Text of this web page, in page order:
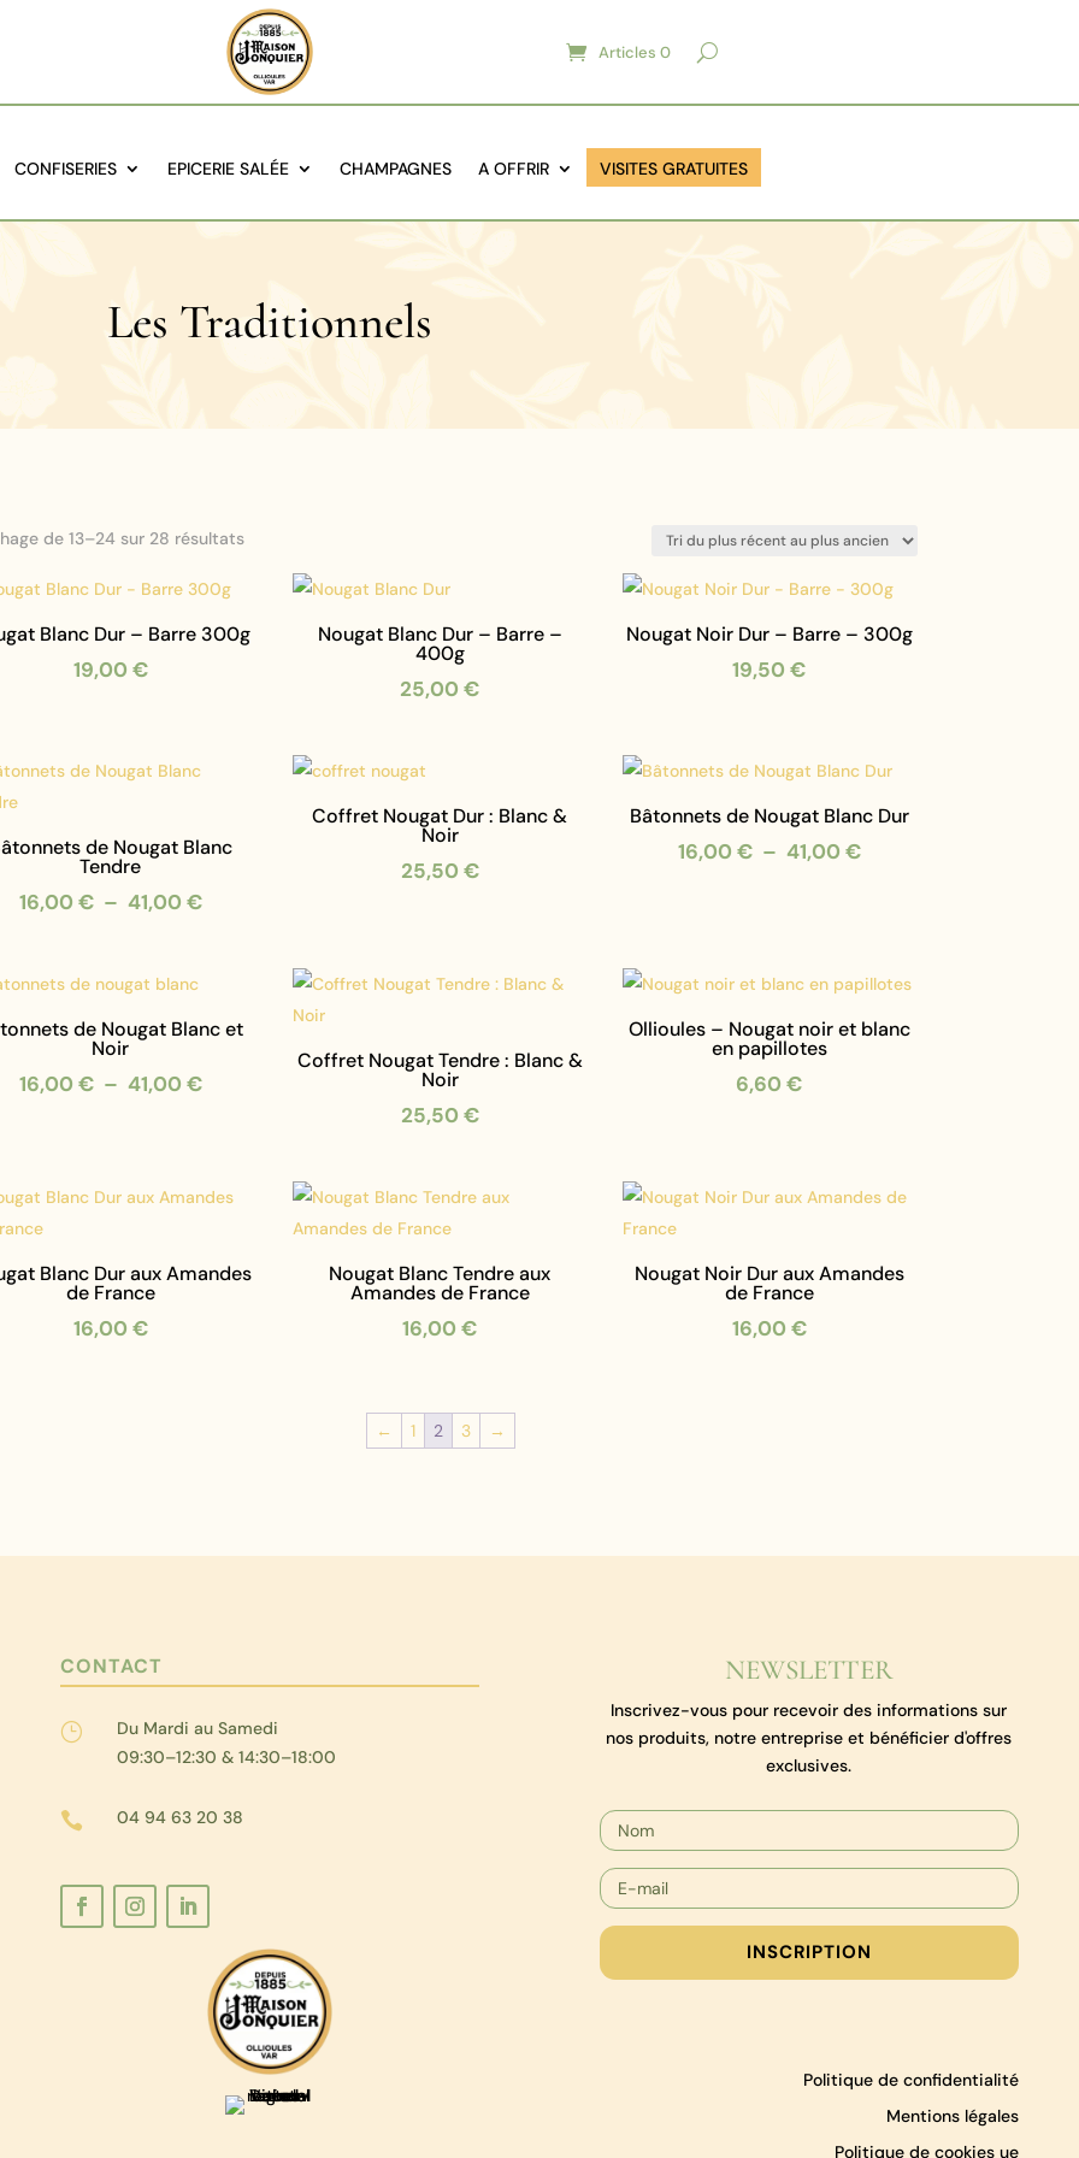
Articles 0
CONFISERIES EPICERIE SALÉE CHAMPAGNES A OFFRIR VISITES GRATUITES
Les Traditionnels
de 13–24 sur 28 résultatsTrié
au
Blanc Dur – Barre 300g
19,00 €
Nougat Blanc Dur – Barre –
400g
25,00€
Nougat Noir Dur – Barre – 300g
19,50€
de Nougat Blanc
Tendre
16,00 € – 41,00 €Plage
à
Coffret Nougat Dur : Blanc &
Noir
25,50 €
Bâtonnets de Nougat Blanc Dur
16,00 € – 41,00 €Plage
à
de Nougat Blanc et
Noir
16,00 € – 41,00 €Plage
à
Coffret Nougat Tendre : Blanc &
Noir
25,50 €
Ollioules – Nougat noir et blanc
en papillotes
6,60€
Blanc Dur aux Amandes
de France
16,00 €
Nougat Blanc Tendre aux
Amandes de France
16,00€
Nougat Noir Dur aux Amandes
de France
16,00 €
← 1 2 3 →
CONTACT
}
Du Mardi au Samedi
09:30–12:30 & 14:30–18:00
 04 94 63 20 38
NEWSLETTER
Inscrivez-vous pour recevoir des informations sur
nos produits, notre entreprise et bénéficier d'offres
exclusives.
INSCRIPTION
Politique de confidentialité
Mentions légales
Politique de cookies ue